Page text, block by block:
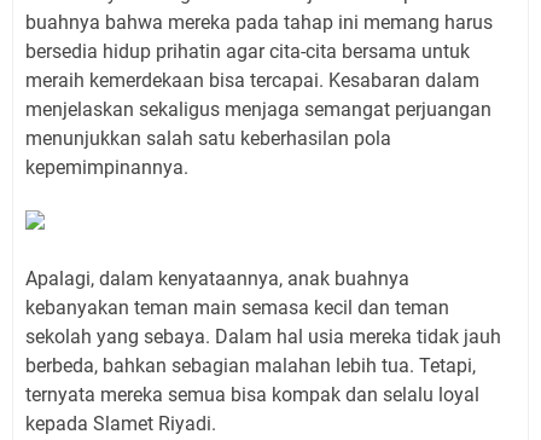
buahnya bahwa mereka pada tahap ini memang harus
bersedia hidup prihatin agar cita-cita bersama untuk
meraih kemerdekaan bisa tercapai. Kesabaran dalam
menjelaskan sekaligus menjaga semangat perjuangan
menunjukkan salah satu keberhasilan pola
kepemimpinannya.
Apalagi, dalam kenyataannya, anak buahnya
kebanyakan teman main semasa kecil dan teman
sekolah yang sebaya. Dalam hal usia mereka tidak jauh
berbeda, bahkan sebagian malahan lebih tua. Tetapi,
ternyata mereka semua bisa kompak dan selalu loyal
kepada Slamet Riyadi.